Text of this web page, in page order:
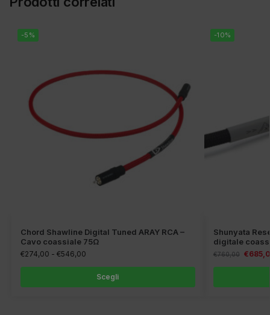
-5%
Chord Shawline Digital Tuned ARAY RCA –
Cavo coassiale 75Ω
€274,00 - €546,00
Scegli
-10%
Shunyata
digitale
€760,00 €